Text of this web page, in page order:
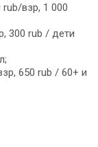
взр, 1 000
300 rub / дети
650 rub / 60+ и